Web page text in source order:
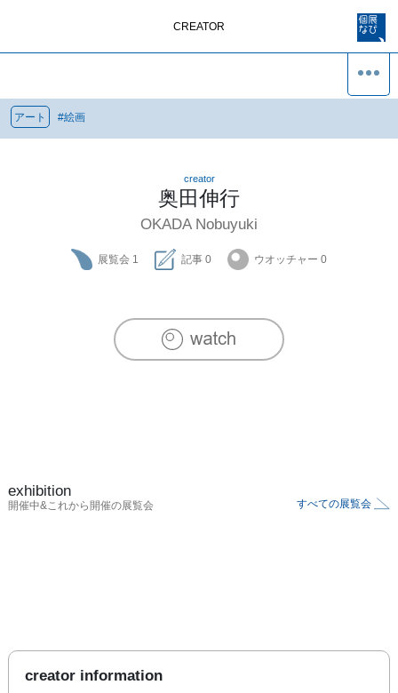
CREATOR
アート #絵画
creator
奥田伸行
OKADA Nobuyuki
展覧会 1 記事 0 ウオッチャー 0
exhibition
開催中&これから開催の展覧会 すべての展覧会
creator information